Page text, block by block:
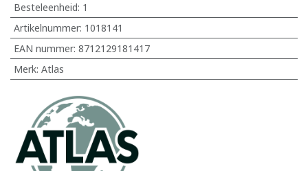
Besteleenheid: 1
Artikelnummer: 1018141
EAN nummer: 8712129181417
Merk: Atlas